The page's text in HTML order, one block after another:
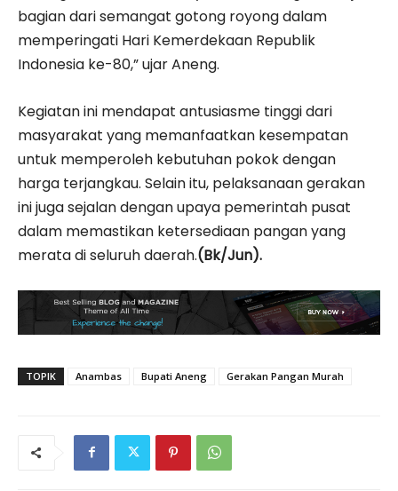
bagian dari semangat gotong royong dalam
memperingati Hari Kemerdekaan Republik
Indonesia ke-80,” ujar Aneng.
Kegiatan ini mendapat antusiasme tinggi dari
masyarakat yang memanfaatkan kesempatan
untuk memperoleh kebutuhan pokok dengan
harga terjangkau. Selain itu, pelaksanaan gerakan
ini juga sejalan dengan upaya pemerintah pusat
dalam memastikan ketersediaan pangan yang
merata di seluruh daerah.(Bk/Jun).
TOPIK Anambas Bupati Aneng Gerakan Pangan Murah